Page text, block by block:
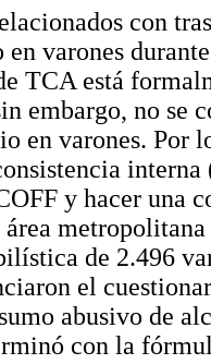
con
en varones
TCA está
embargo, no se
en varones. Por
y hacer una
área
de 2.496
el
abusivo de
con la